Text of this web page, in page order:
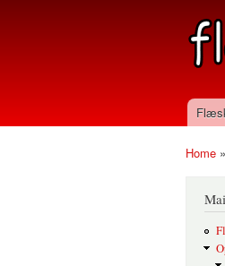
Main
Home »